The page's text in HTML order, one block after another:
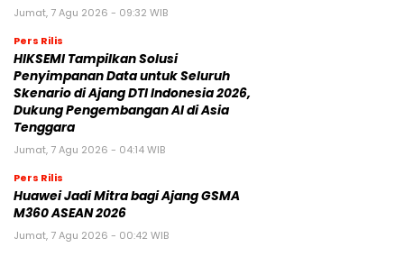
Jumat, 7 Agu 2026 - 09:32 WIB
Pers Rilis
HIKSEMI Tampilkan Solusi
Penyimpanan Data untuk Seluruh
Skenario di Ajang DTI Indonesia 2026,
Dukung Pengembangan AI di Asia
Tenggara
Jumat, 7 Agu 2026 - 04:14 WIB
Pers Rilis
Huawei Jadi Mitra bagi Ajang GSMA
M360 ASEAN 2026
Jumat, 7 Agu 2026 - 00:42 WIB